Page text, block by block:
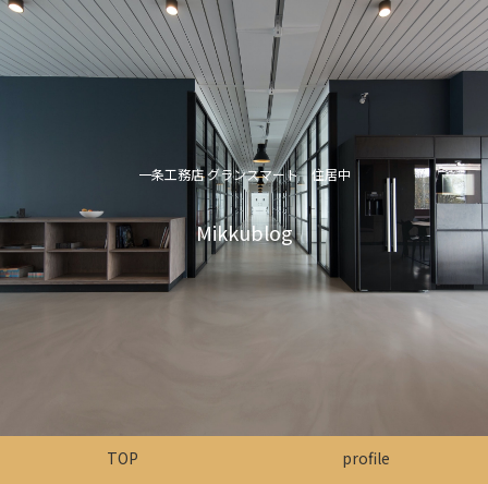
一条工務店 グランスマート 住居中
Mikkublog
TOP
profile